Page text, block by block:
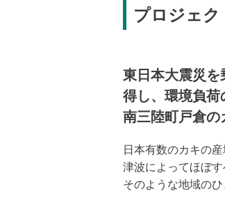
プロジェ
東日本大震災
得し、環境負
南三陸町戸倉の
日本有数のカキの
津波によってほぼ
そのような地域のひ